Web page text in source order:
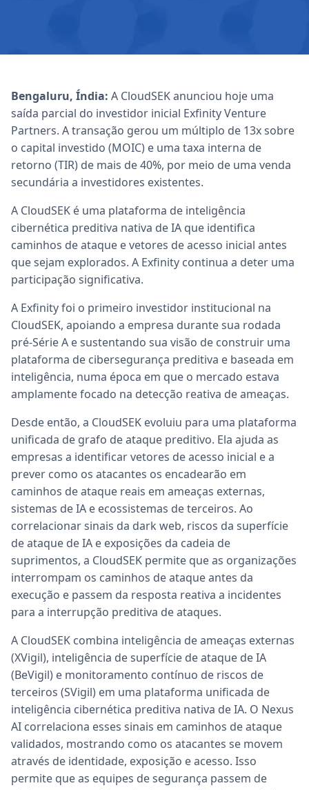
Bengaluru, Índia: A CloudSEK anunciou hoje uma
saída parcial do investidor inicial Exfinity Venture
Partners. A transação gerou um múltiplo de 13x sobre
o capital investido (MOIC) e uma taxa interna de
retorno (TIR) de mais de 40%, por meio de uma venda
secundária a investidores existentes.
A CloudSEK é uma plataforma de inteligência
cibernética preditiva nativa de IA que identifica
caminhos de ataque e vetores de acesso inicial antes
que sejam explorados. A Exfinity continua a deter uma
participação significativa.
A Exfinity foi o primeiro investidor institucional na
CloudSEK, apoiando a empresa durante sua rodada
pré-Série A e sustentando sua visão de construir uma
plataforma de cibersegurança preditiva e baseada em
inteligência, numa época em que o mercado estava
amplamente focado na detecção reativa de ameaças.
Desde então, a CloudSEK evoluiu para uma plataforma
unificada de grafo de ataque preditivo. Ela ajuda as
empresas a identificar vetores de acesso inicial e a
prever como os atacantes os encadearão em
caminhos de ataque reais em ameaças externas,
sistemas de IA e ecossistemas de terceiros. Ao
correlacionar sinais da dark web, riscos da superfície
de ataque de IA e exposições da cadeia de
suprimentos, a CloudSEK permite que as organizações
interrompam os caminhos de ataque antes da
execução e passem da resposta reativa a incidentes
para a interrupção preditiva de ataques.
A CloudSEK combina inteligência de ameaças externas
(XVigil), inteligência de superfície de ataque de IA
(BeVigil) e monitoramento contínuo de riscos de
terceiros (SVigil) em uma plataforma unificada de
inteligência cibernética preditiva nativa de IA. O Nexus
AI correlaciona esses sinais em caminhos de ataque
validados, mostrando como os atacantes se movem
através de identidade, exposição e acesso. Isso
permite que as equipes de segurança passem de